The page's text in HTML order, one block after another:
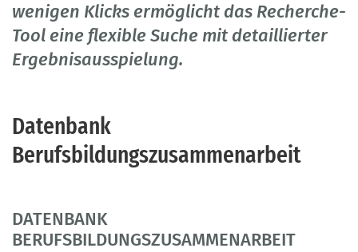
wenigen Klicks ermöglicht das Recherche-
Tool eine flexible Suche mit detaillierter
Ergebnisausspielung.
Datenbank
Berufsbildungszusammenarbeit
DATENBANK
BERUFSBILDUNGSZUSAMMENARBEIT